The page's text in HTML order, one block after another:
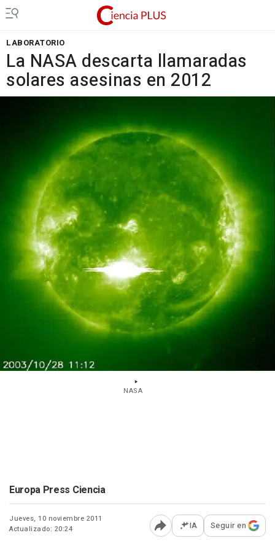
LABORATORIO
La NASA descarta llamaradas
solares asesinas en 2012
NASA
Europa Press Ciencia
Jueves, 10 noviembre 2011
Actualizado: 20:24
Abrir opciones para
IA Seguir en